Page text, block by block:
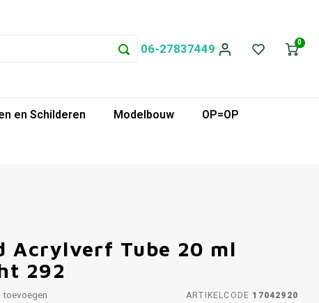
06-27837449 0
en Schilderen Modelbouw
OP=OP
Acrylverf Tube 20 ml
292
ARTIKELCODE 17042920